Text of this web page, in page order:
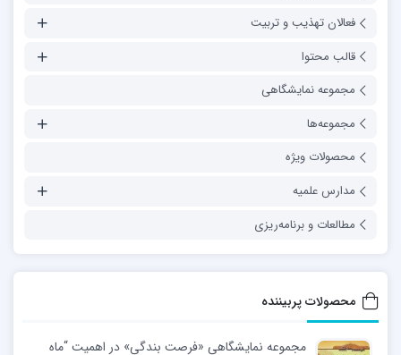
فعالان تهذیب و تربیت
قالب محتوا
مجموعه نمایشگاهی
مجموعه‌ها
محصولات ویژه
مدارس علمیه
مطالعات و برنامه‌ریزی
محصولات پربیننده
مجموعه نمایشگاهی «فرصت بندگی» در اهمیت “ماه